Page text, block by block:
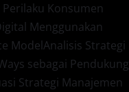
Konsumen
Menggunakan
ModelAnalisis Strategi
sebagai Pendukung
Strategi Manajemen